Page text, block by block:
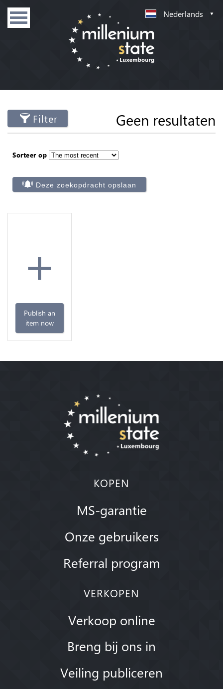
Nederlands
Filter Geen resultaten
Sorteer op
Deze zoekopdracht opslaan
+
Publish an
item now
KOPEN
MS-garantie
Onze gebruikers
Referral program
VERKOPEN
Verkoop online
Breng bij ons in
Veiling publiceren